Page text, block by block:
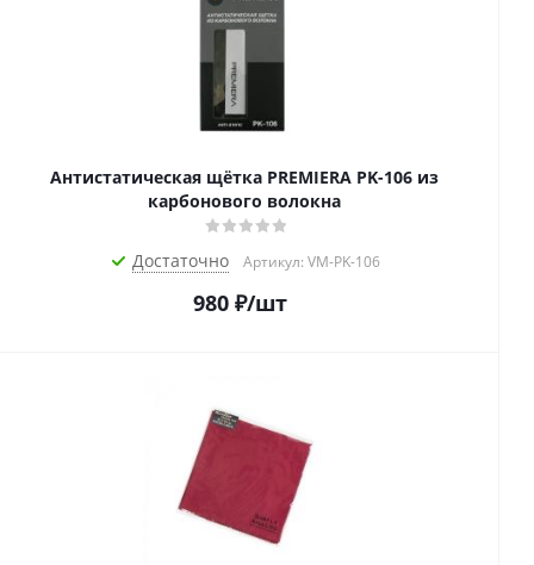
Антистатическая щётка PREMIERA PK-106 из
карбонового волокна
Достаточно Артикул: VM-PK-106
980 ₽/шт